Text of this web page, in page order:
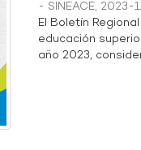
- SINEACE, 2023-
El Boletín
educación
año 2023,